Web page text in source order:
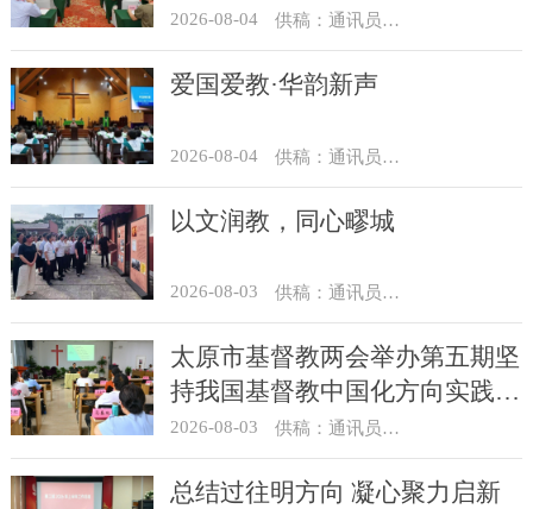
举办
2026-08-04 供稿：通讯员 汪浩
爱国爱教·华韵新声
2026-08-04 供稿：通讯员 景健美
以文润教，同心疁城
2026-08-03 供稿：通讯员 景健美
太原市基督教两会举办第五期坚
持我国基督教中国化方向实践能
力专题培训
2026-08-03 供稿：通讯员 王建春 摄影：史爱梅
总结过往明方向 凝心聚力启新